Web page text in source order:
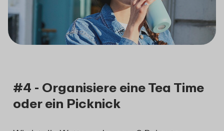
#4 - Organisiere eine Tea Time
oder ein Picknick